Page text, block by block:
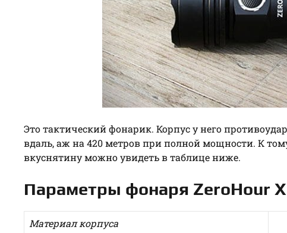
Это тактический фонарик. Корпус у него
вдаль, аж на 420 метров при полной мощности. К
вкуснятину можно увидеть в таблице ниже.
Параметры фонаря ZeroHour
Материал корпуса